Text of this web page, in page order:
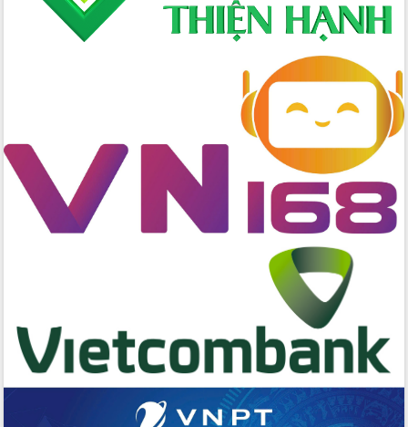
Ứng dụng sinh trắc học - Bước tiến
trong hành trình chuyển đổi số tại Đắk
nghệ, hướng tới phát triển thủy sản
bền vững
Tập huấn nâng cao năng lực triển khai
chuyển đổi số cho cán bộ, công chức
cấp xã
tâm đạt được mục tiêu tăng trưởng
hai con số trong năm 2026
Tổ chức trang trọng Lễ hội Đền thờ
Phó Bí thư Tỉnh ủy Đắk Lắk Đỗ Hữu
Huy giữ chức Bí thư Đảng ủy Ủy Ban